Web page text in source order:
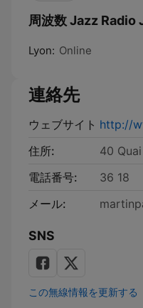
周波数 Jazz Radio
Lyon: Online
連絡先
ウェブサイト http://
住所:
40
電話番号:
36 18
メール:
SNS
この無線情報を更新する